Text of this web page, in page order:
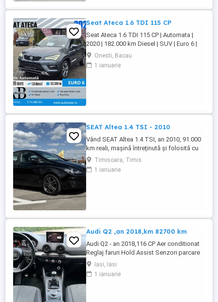
control *senzori de parcare == ...
Seat Ateca 1.6 TDI 115 CP
Seat Ateca 1.6 TDI 115 CP | Automata |
2020 | 182.000 km Diesel | SUV | Euro 6 |
Pret: 17.499 Dotari Premium Line: Dublu
Climatronic + incalzire scaune Navigatie
mare + ceasuri digitale Faruri LED + lumini
Onesti, Bacau
1 ianuarie
SEAT Altea 1.4 TSI - 2010
Vând SEAT Altea 1.4 TSI, an 2010, 91.000
km reali, mașină întreținută și folosită cu
grijă. Motor 1.4 TSI, confortabilă,
spațioasă și economică, ideală atât
pentru oraș cât și pentru drumuri lungi.
Timisoara, Timis
1 ianuarie
Audi Q2 ,an 2018,km 82700 km
Audi Q2 - an 2018,116 CP Aer conditionat
Reglaj faruri Hold Assist Senzori parcare
spate Zone climatice standard Navigatie
mare Roată de rezervă Tractiune fata
Volan din piele cu comenzi Atașare ISOFIX
Iasi, Iasi
1 ianuarie